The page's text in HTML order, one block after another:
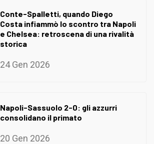
Conte-Spalletti, quando Diego
Costa infiammò lo scontro tra Napoli
e Chelsea: retroscena di una rivalità
storica
24 Gen 2026
Napoli-Sassuolo 2-0: gli azzurri
consolidano il primato
20 Gen 2026